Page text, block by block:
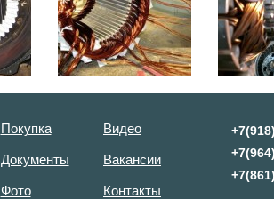
Покупка Видео
Документы Вакансии
Фото Контакты